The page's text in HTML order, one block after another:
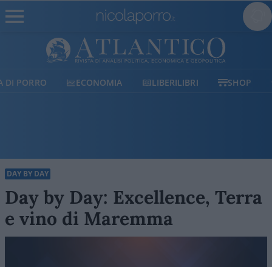
ECONOMIA LIBERILIBRI SHOP SOSTIENICI
DAY BY DAY
Day by Day: Excellence, Terra
e vino di Maremma